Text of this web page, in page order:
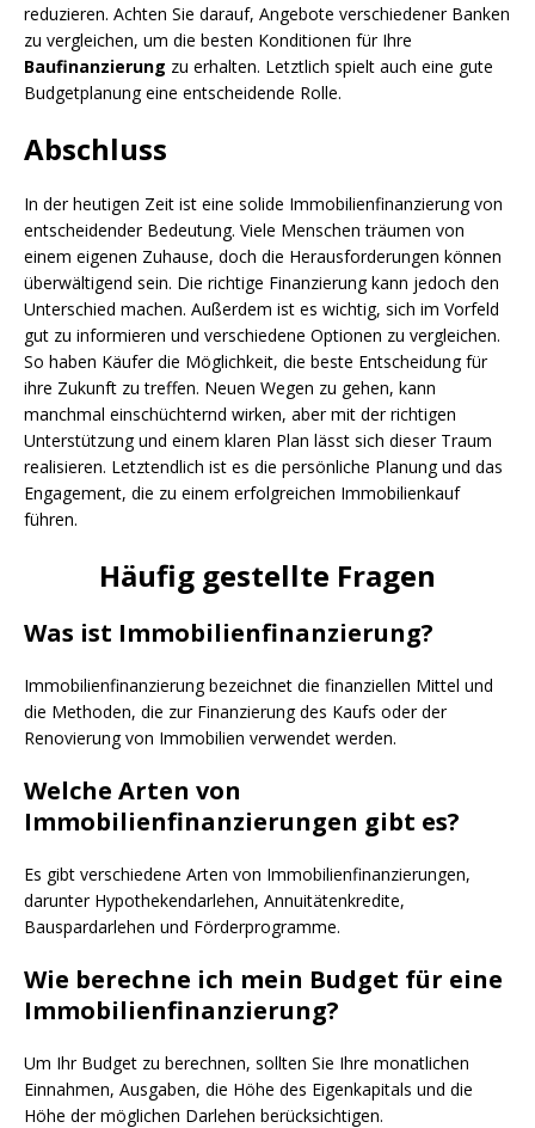
reduzieren. Achten Sie darauf, Angebote verschiedener Banken
zu vergleichen, um die besten Konditionen für Ihre
Baufinanzierung zu erhalten. Letztlich spielt auch eine gute
Budgetplanung eine entscheidende Rolle.
Abschluss
In der heutigen Zeit ist eine solide Immobilienfinanzierung von
entscheidender Bedeutung. Viele Menschen träumen von
einem eigenen Zuhause, doch die Herausforderungen können
überwältigend sein. Die richtige Finanzierung kann jedoch den
Unterschied machen. Außerdem ist es wichtig, sich im Vorfeld
gut zu informieren und verschiedene Optionen zu vergleichen.
So haben Käufer die Möglichkeit, die beste Entscheidung für
ihre Zukunft zu treffen. Neuen Wegen zu gehen, kann
manchmal einschüchternd wirken, aber mit der richtigen
Unterstützung und einem klaren Plan lässt sich dieser Traum
realisieren. Letztendlich ist es die persönliche Planung und das
Engagement, die zu einem erfolgreichen Immobilienkauf
führen.
Häufig gestellte Fragen
Was ist Immobilienfinanzierung?
Immobilienfinanzierung bezeichnet die finanziellen Mittel und
die Methoden, die zur Finanzierung des Kaufs oder der
Renovierung von Immobilien verwendet werden.
Welche Arten von
Immobilienfinanzierungen gibt es?
Es gibt verschiedene Arten von Immobilienfinanzierungen,
darunter Hypothekendarlehen, Annuitätenkredite,
Bauspardarlehen und Förderprogramme.
Wie berechne ich mein Budget für eine
Immobilienfinanzierung?
Um Ihr Budget zu berechnen, sollten Sie Ihre monatlichen
Einnahmen, Ausgaben, die Höhe des Eigenkapitals und die
Höhe der möglichen Darlehen berücksichtigen.